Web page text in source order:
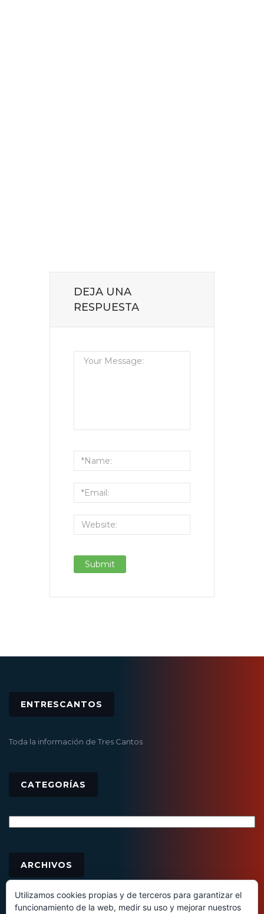
DEJA UNA
RESPUESTA
ENTRESCANTOS
Toda la información de Tres Cantos
CATEGORÍAS
ARCHIVOS
Utilizamos cookies propias y de terceros para garantizar el
funcionamiento de la web, medir su uso y mejorar nuestros